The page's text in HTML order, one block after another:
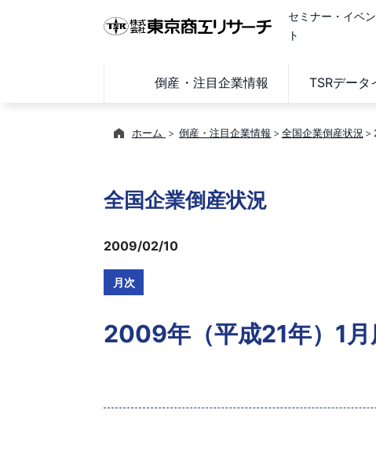
セミナー・イベン
ト
倒産・注目企業情報 TSRデータ
ホーム 倒産・注目企業情報 全国企業倒産状況
全国企業倒産状況
2009/02/10
月次
2009年（平成21年）1